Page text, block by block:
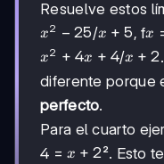
Resuelve estos
x²
-
25
x2 − 25/x
+
x + 5, fx
x
x²
+
4x
+
4
x2 + 4x + 4/x
+
2
x + 2
diferente porque
perfecto.
Para el cuarto
4 =x
x + 2². Esto